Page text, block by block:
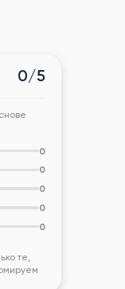
0/5
0
0
0
0
0
те,